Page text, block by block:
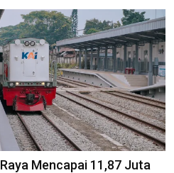
Mencapai 11,87 Juta